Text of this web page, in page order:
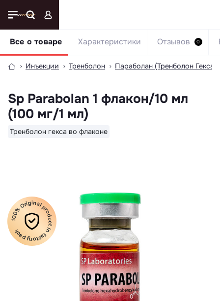
Инъекции Тренболон Параболан (Тренболон Гекса)
Sp Parabolan 1 флакон/10 мл
(100 мг/1 мл)
Тренболон гекса во флаконе
Все о товаре Характеристики Отзывов 0
100% Original product in factory pack